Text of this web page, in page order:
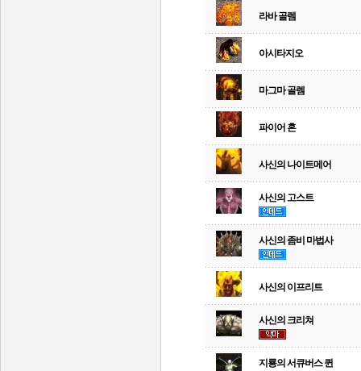
라바 골렘
아시타지오
마그마 골렘
파이어 혼
사신의 나이트메어
사신의 고스트
사신의 좀비 마법사
사신의 이프리트
사신의 크리쳐
지룡의 서큐버스 퀸